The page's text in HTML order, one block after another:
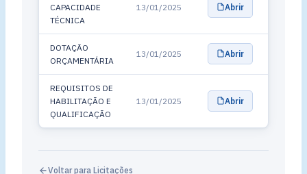
CAPACIDADE
TÉCNICA
13/01/2025 Abrir
DOTAÇÃO
ORÇAMENTÁRIA
13/01/2025 Abrir
REQUISITOS DE
HABILITAÇÃO E
QUALIFICAÇÃO
13/01/2025 Abrir
Voltar para Licitações